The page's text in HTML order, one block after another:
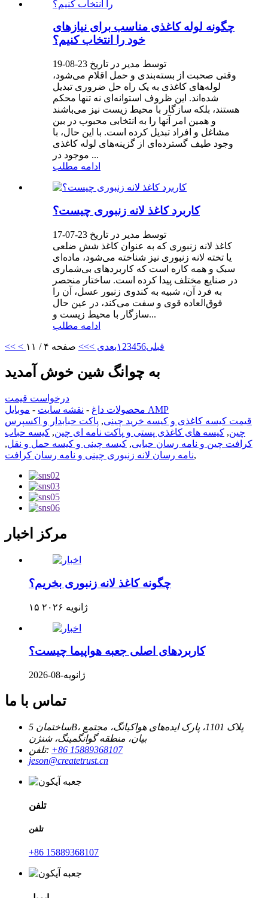
چگونه لوله کاغذی مناسب برای نیازهای
خود را انتخاب کنیم؟
توسط مدیر در تاریخ 23-08-19
وقتی صحبت از بسته‌بندی و حمل اقلام می‌شود،
لوله‌های کاغذی به یک راه حل ضروری تبدیل
شده‌اند. این ظروف استوانه‌ای نه تنها محکم
هستند، بلکه سازگار با محیط زیست نیز می‌باشند
و همین امر آنها را به انتخابی محبوب در بین
مشاغل و افراد تبدیل کرده است. با این حال، با
وجود طیف گسترده‌ای از گزینه‌های لوله کاغذی
موجود در ...
ادامه مطلب
کاربرد کاغذ لانه زنبوری چیست؟
توسط مدیر در تاریخ 23-07-17
کاغذ لانه زنبوری که به عنوان کاغذ شش ضلعی
یا تخته لانه زنبوری نیز شناخته می‌شود، ماده‌ای
سبک و همه کاره است که کاربردهای بی‌شماری
در صنایع مختلف پیدا کرده است. ساختار منحصر
به فرد آن، شبیه به کندوی زنبور عسل، آن را
فوق‌العاده قوی و سفت می‌کند، در عین حال
سازگار با محیط زیست و...
ادامه مطلب
<< < قبلی ۱ 23456 بعدی >>> صفحه ۴ / ۱۱
به چوانگ شین خوش آمدید
درخواست قیمت
محصولات داغ - نقشه سایت -
موبایل AMP
قیمت کیسه کاغذی و کیسه خرید چینی, پاکت حبابدار و اکسپرس
چین, کیسه های کاغذی پستی و پاکت نامه ای چین, کیسه حباب
کرافت چین و نامه رسان حبابی, کیسه چینی و کیسه حمل و نقل,
نامه رسان لانه زنبوری چینی و نامه رسان کرافت,
مرکز اخبار
چگونه کاغذ لانه زنبوری بخریم؟
۱۵ ژانویه ۲۰۲۶
کاربردهای اصلی جعبه هواپیما چیست؟
ژانویه-08-2026
تماس با ما
ساختمان 5B، پلاک 1101، پارک ایده‌های هواکیانگ، مجتمع
بیان، منطقه گوانگمینگ، شنژن
تلفن: ‎+86 15889368107‎
jeson@createtrust.cn
تلفن
تلفن
‎+86 15889368107‎